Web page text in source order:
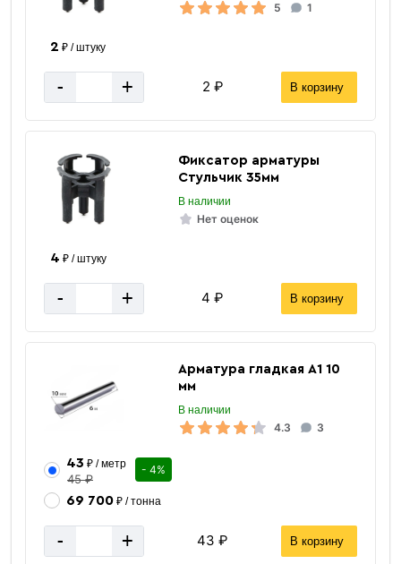
5 1
2 ₽ / штуку
- + 2 ₽ В корзину
Фиксатор арматуры
Стульчик 35мм
В наличии
Нет оценок
4 ₽ / штуку
- + 4 ₽ В корзину
Арматура гладкая А1 10
мм
В наличии
4.3 3
43 ₽ / метр
45 ₽
- 4%
69 700₽ / тонна
- + 43 ₽ В корзину
для арматуры